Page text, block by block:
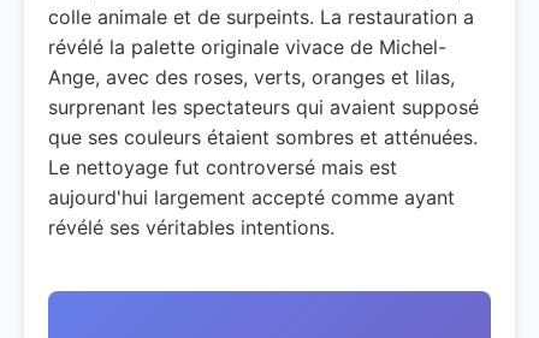
colle animale et de surpeints. La restauration a
révélé la palette originale vivace de Michel-
Ange, avec des roses, verts, oranges et lilas,
surprenant les spectateurs qui avaient supposé
que ses couleurs étaient sombres et atténuées.
Le nettoyage fut controversé mais est
aujourd'hui largement accepté comme ayant
révélé ses véritables intentions.